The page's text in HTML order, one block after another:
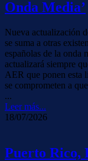
Onda Media’
Nueva actualización
se suma a otras
españolas de la onda
actualizará siempre
AER que ponen esta
se comprometen a
...
Leer más...
18/07/2026
Puerto Rico,